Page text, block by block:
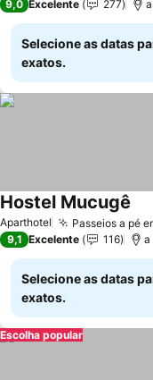
9,0 Excelente 277
Selecione as datas
exatos.
Aparthotel Passeios a pé
Hostel Mucugê
9,1 Excelente 116 a
Selecione as datas
exatos.
Escolha popular